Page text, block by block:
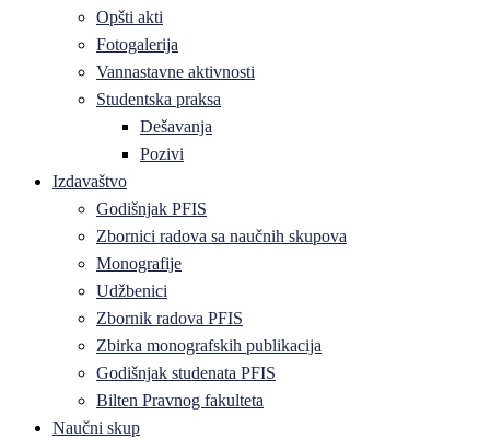
Opšti akti
Fotogalerija
Vannastavne aktivnosti
Studentska praksa
Dešavanja
Pozivi
Izdavaštvo
Godišnjak PFIS
Zbornici radova sa naučnih skupova
Monografije
Udžbenici
Zbornik radova PFIS
Zbirka monografskih publikacija
Godišnjak studenata PFIS
Bilten Pravnog fakulteta
Naučni skup